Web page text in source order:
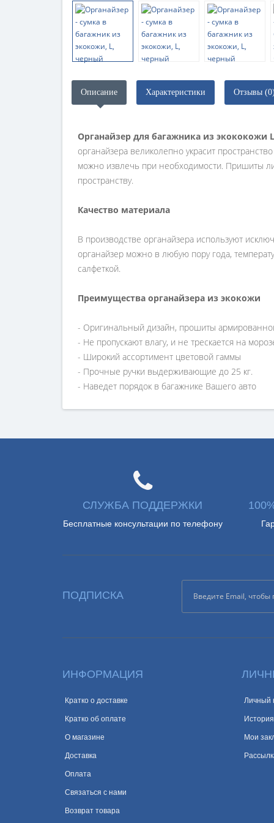
Описание Характеристики Отзывы
Органайзер для багажника из экококожи
органайзера великолепно украсит
можно извлечь при необходимости. Пришиты
пространству.
Качество материала
В производстве органайзера используют
органайзер можно в любую пору года,
салфеткой.
Преимущества органайзера из экокожи
- Оригинальный дизайн, прошиты
- Не пропускают влагу, и не трескается на
- Широкий ассортимент цветовой гаммы
- Прочные ручки выдерживающие до 25 кг.
- Наведет порядок в багажнике Вашего авто
СЛУЖБА ПОДДЕРЖКИ
Бесплатные консультации по телефону
ПОДПИСКА
ИНФОРМАЦИЯ
Кратко о доставке
Кратко об оплате
О магазине
Доставка
Оплата
Связаться с нами
Возврат товара
Личный
Мои